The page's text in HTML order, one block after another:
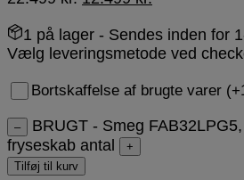
1 på lager - Sendes inden for
Vælg leveringsmetode ved
Bortskaffelse af brugte varer
–
BRUGT - Smeg
fryseskab antal
+
Tilføj til kurv